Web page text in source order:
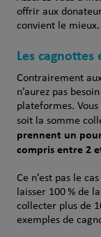
offrir aux
convient le mieux.
Les cagnottes
Contrairement
n’aurez pas
plateformes.
soit la somme
prennent un
compris entre 2
Ce n’est pas le
laisser 100 % de
collecter plus de
exemples de